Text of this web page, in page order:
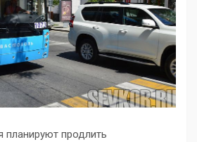
планируют продлить